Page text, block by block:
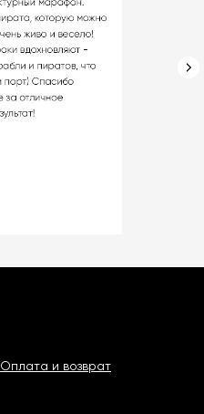
Оплата и возврат